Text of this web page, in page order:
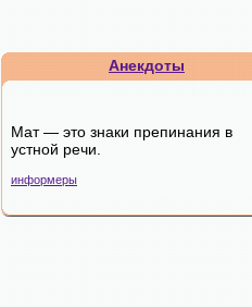
Анекдоты
Мат — это знаки препинания в
устной речи.
информеры